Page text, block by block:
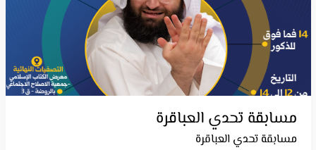
مسابقة تحدي العباقرة
مسابقة تحدي العباقرة